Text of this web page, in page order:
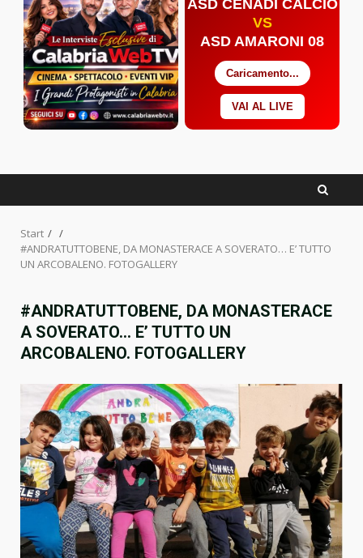
ASD CENADI CALCIO
VS
ASD AMARONI 08
Caricamento...
VAI AL LIVE
Start
#ANDRATUTTOBENE, DA MONASTERACE A SOVERATO… E’ TUTTO
UN ARCOBALENO. FOTOGALLERY
#ANDRATUTTOBENE, DA MONASTERACE
A SOVERATO… E’ TUTTO UN
ARCOBALENO. FOTOGALLERY